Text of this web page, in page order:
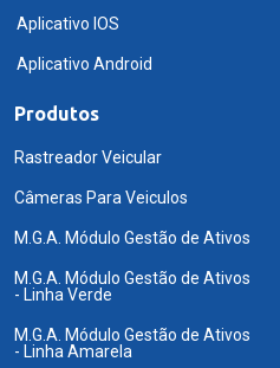
Aplicativo IOS
Aplicativo Android
Produtos
Rastreador Veicular
Câmeras Para Veiculos
M.G.A. Módulo Gestão de Ativos
M.G.A. Módulo Gestão de Ativos
- Linha Verde
M.G.A. Módulo Gestão de Ativos
- Linha Amarela